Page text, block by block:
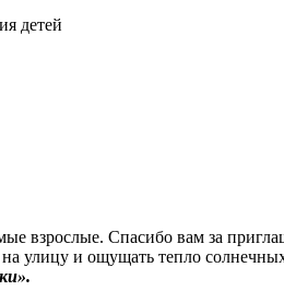
детей
взрослые. Спасибо вам за
улицу и ощущать тепло